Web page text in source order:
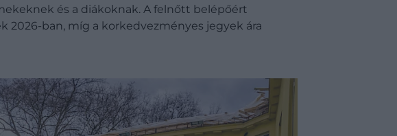
és a diákoknak. A felnőtt belépőért
ban, míg a korkedvezményes jegyek ára